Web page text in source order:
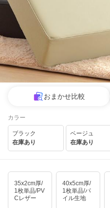
おまかせ比較
カラー
ブラック
在庫あり
ベージュ
在庫あり
35x2cm厚/
1枚単品/PV
Cレザー
40x5cm厚/
1枚単品/パ
イル生地